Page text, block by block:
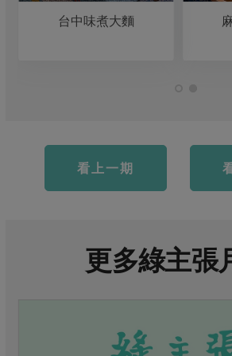
台中味煮大麵
看上一期
更多綠主張